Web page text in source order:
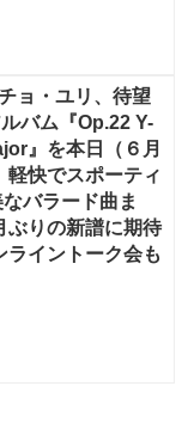
ョ・ユリ、待望
バム『Op.22 Y-
』を本日（６月
軽快でスポーティ
バラード曲ま
ぶりの新譜に期待
ライントーク会も